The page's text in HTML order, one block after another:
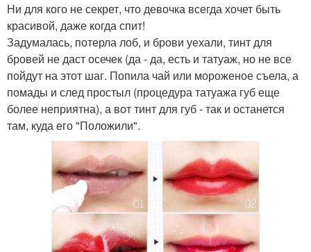
Ни для кого не секрет, что девочка всегда хочет быть
красивой, даже когда спит!
Задумалась, потерла лоб, и брови уехали, тинт для
бровей не даст осечек (да - да, есть и татуаж, но не все
пойдут на этот шаг. Попила чай или мороженое съела, а
помады и след простыл (процедура татуажа губ еще
более неприятна), а вот тинт для губ - так и останется
там, куда его "Положили".